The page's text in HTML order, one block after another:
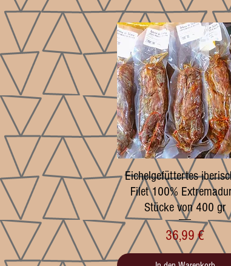
Schnellansicht
Eichelgefüttertes
Filet 100%
Stücke von 400 gr
Preis
36,99 €